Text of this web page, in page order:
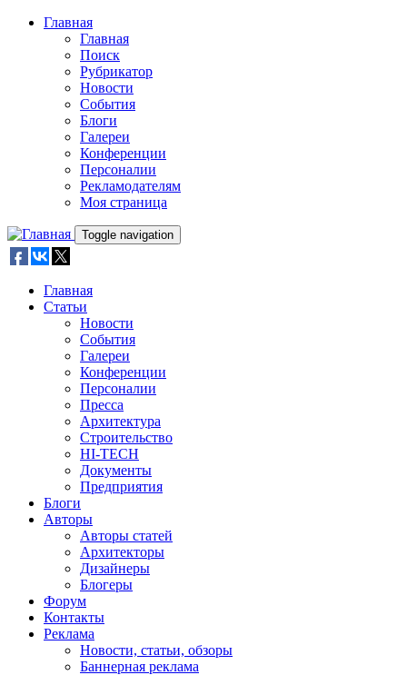
Skip to main content
Главная
Главная
Поиск
Рубрикатор
Новости
События
Блоги
Галереи
Конференции
Персоналии
Рекламодателям
Моя страница
Toggle navigation
Главная
Статьи
Новости
События
Галереи
Конференции
Персоналии
Пресса
Архитектура
Строительство
HI-TECH
Документы
Предприятия
Блоги
Авторы
Авторы статей
Архитекторы
Дизайнеры
Блогеры
Форум
Контакты
Реклама
Новости, статьи, обзоры
Баннерная реклама